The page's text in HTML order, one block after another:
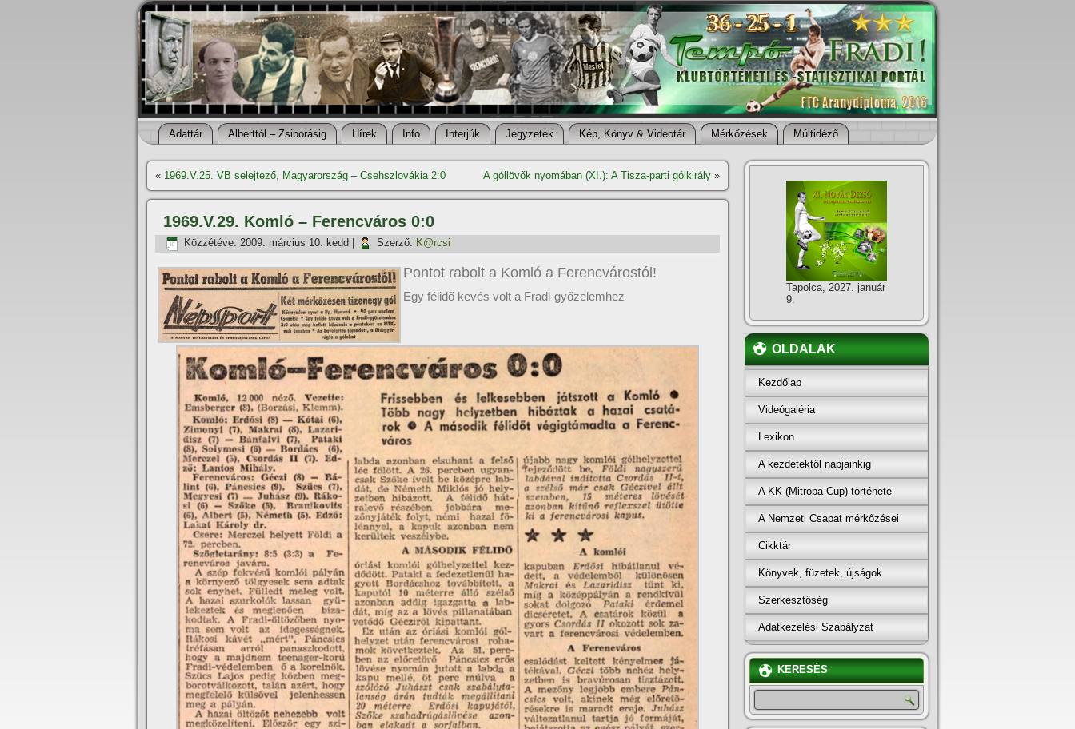
Adattár Alberttól – Zsiborásig Hí­rek Info Interjúk Jegyzetek Kép, Könyv & Videotár Mérkőzések Múltidéző
« 1969.V.25. VB selejtező, Magyarország – Csehszlovákia 2:0 A góllövők nyomában (XI.): A Tisza-parti gólkirály »
1969.V.29. Komló – Ferencváros 0:0
Közzétéve: 2009. március 10. kedd Szerző: K@rcsi
Pontot rabolt a Komló a Ferencvárostól!
Egy félidő kevés volt a Fradi-győzelemhez
Tapolca, 2027. január
9.
OLDALAK
Kezdőlap
Videógaléria
Lexikon
A kezdetektől napjainkig
A KK (Mitropa Cup) története
A Nemzeti Csapat mérkőzései
Cikktár
Könyvek, füzetek, újságok
Szerkesztőség
Adatkezelési Szabályzat
KERESÉS